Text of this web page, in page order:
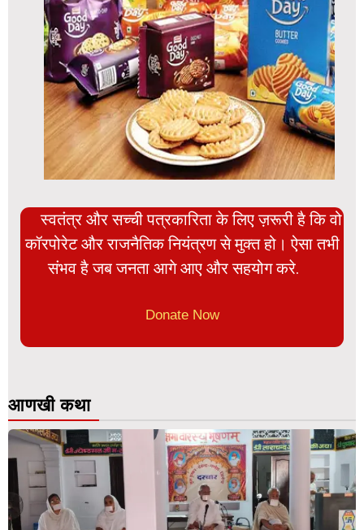
स्वतंत्र और सच्ची पत्रकारिता के लिए ज़रूरी है कि वो
कॉरपोरेट और राजनैतिक नियंत्रण से मुक्त हो। ऐसा तभी
संभव है जब जनता आगे आए और सहयोग करे.
Donate Now
आणखी कथा